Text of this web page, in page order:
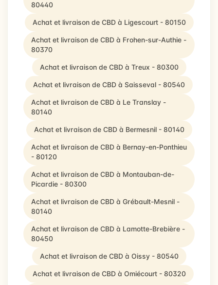
80440
Achat et livraison de CBD à Ligescourt - 80150
Achat et livraison de CBD à Frohen-sur-Authie -
80370
Achat et livraison de CBD à Treux - 80300
Achat et livraison de CBD à Saisseval - 80540
Achat et livraison de CBD à Le Translay -
80140
Achat et livraison de CBD à Bermesnil - 80140
Achat et livraison de CBD à Bernay-en-Ponthieu
- 80120
Achat et livraison de CBD à Montauban-de-
Picardie - 80300
Achat et livraison de CBD à Grébault-Mesnil -
80140
Achat et livraison de CBD à Lamotte-Brebière -
80450
Achat et livraison de CBD à Oissy - 80540
Achat et livraison de CBD à Omiécourt - 80320